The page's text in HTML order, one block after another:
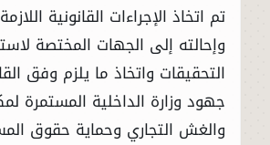
تم اتخاذ الإجراءات القانونية
وإحالته إلى الجهات المختصة
التحقيقات واتخاذ ما يلزم وفق
جهود وزارة الداخلية المستمرة
والغش التجاري وحماية حقوق